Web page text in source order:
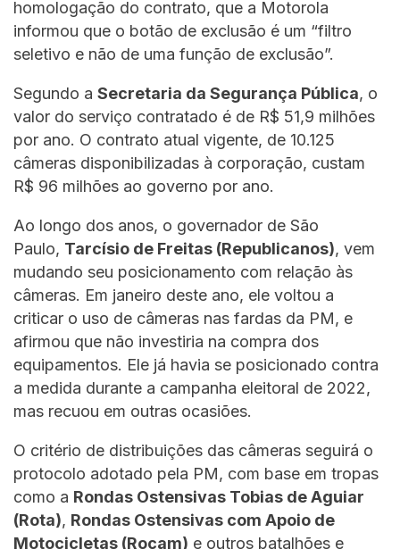
homologação do contrato, que a Motorola
informou que o botão de exclusão é um “filtro
seletivo e não de uma função de exclusão”.
Segundo a Secretaria da Segurança Pública, o
valor do serviço contratado é de R$ 51,9 milhões
por ano. O contrato atual vigente, de 10.125
câmeras disponibilizadas à corporação, custam
R$ 96 milhões ao governo por ano.
Ao longo dos anos, o governador de São
Paulo, Tarcísio de Freitas (Republicanos), vem
mudando seu posicionamento com relação às
câmeras. Em janeiro deste ano, ele voltou a
criticar o uso de câmeras nas fardas da PM, e
afirmou que não investiria na compra dos
equipamentos. Ele já havia se posicionado contra
a medida durante a campanha eleitoral de 2022,
mas recuou em outras ocasiões.
O critério de distribuições das câmeras seguirá o
protocolo adotado pela PM, com base em tropas
como a Rondas Ostensivas Tobias de Aguiar
(Rota), Rondas Ostensivas com Apoio de
Motocicletas (Rocam) e outros batalhões e